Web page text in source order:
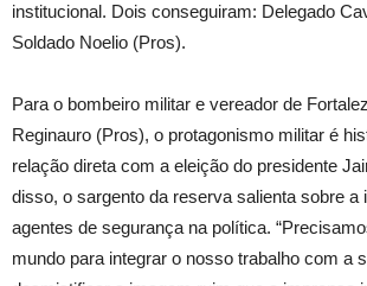
institucional. Dois conseguiram: Delegado
Soldado Noelio (Pros).
Para o bombeiro militar e vereador de
Reginauro (Pros), o protagonismo militar é
relação direta com a eleição do presidente
disso, o sargento da reserva salienta sobre a
agentes de segurança na política.
mundo para integrar o nosso trabalho com a